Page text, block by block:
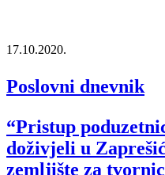
17.10.2020.
Poslovni dnevnik
“Pristup
doživjeli u
zemljište za